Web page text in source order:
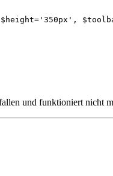
$height='350px',
und funktioniert nicht